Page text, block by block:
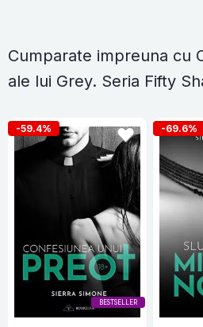
Cumparate impreuna cu
ale lui Grey. Seria Fifty
BESTSELLER
-59.4% -69.6%